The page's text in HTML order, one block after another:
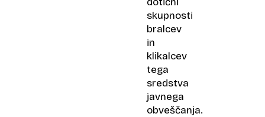
skupnosti
bralcev
in
klikalcev
tega
sredstva
javnega
obveščanja.